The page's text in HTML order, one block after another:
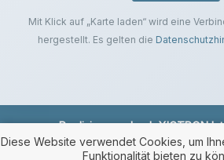
Mit Klick auf „Karte laden“ wird eine
hergestellt. Es gelten die
Realisierung durchXICTRON
Diese Website verwendet Cookies, um
Funktionalität bieten zu